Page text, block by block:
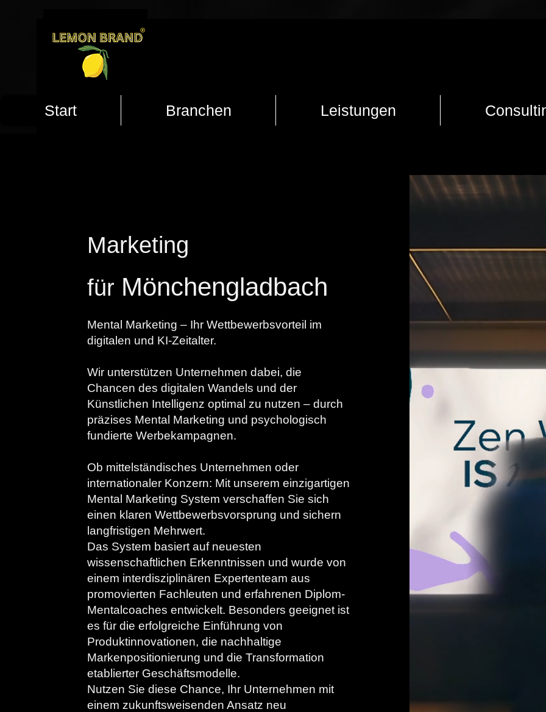
Start Branchen Leistungen
Marketing
für Mönchengladbach
Mental Marketing – Ihr Wettbewerbsvorteil im
digitalen und KI-Zeitalter.
Wir unterstützen Unternehmen dabei, die
Chancen des digitalen Wandels und der
Künstlichen Intelligenz optimal zu nutzen – durch
präzises Mental Marketing und psychologisch
fundierte Werbekampagnen.
Ob mittelständisches Unternehmen oder
internationaler Konzern: Mit unserem einzigartigen
Mental Marketing System verschaffen Sie sich
einen klaren Wettbewerbsvorsprung und sichern
langfristigen Mehrwert.
Das System basiert auf neuesten
wissenschaftlichen Erkenntnissen und wurde von
einem interdisziplinären Expertenteam aus
promovierten Fachleuten und erfahrenen Diplom-
Mentalcoaches entwickelt. Besonders geeignet ist
es für die erfolgreiche Einführung von
Produktinnovationen, die nachhaltige
Markenpositionierung und die Transformation
etablierter Geschäftsmodelle.
Nutzen Sie diese Chance, Ihr Unternehmen mit
einem zukunftsweisenden Ansatz neu